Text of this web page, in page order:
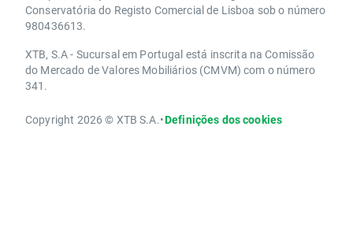
Conservatória do Registo Comercial de Lisboa sob o número
980436613.
XTB, S.A - Sucursal em Portugal está inscrita na Comissão
do Mercado de Valores Mobiliários (CMVM) com o número
341.
Copyright 2026 © XTB S.A.•Definições dos cookies